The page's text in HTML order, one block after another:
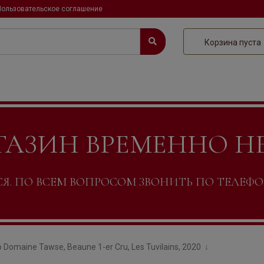
соглашение
Корзина пуста
ВРЕМЕННО
ПО ВСЕМ ВОПРОСОМ ЗВОНИТЬ ПО ТЕЛЕФОНУ
Domaine Tawse, Beaune 1-er Cru, Les Tuvilains, 2020